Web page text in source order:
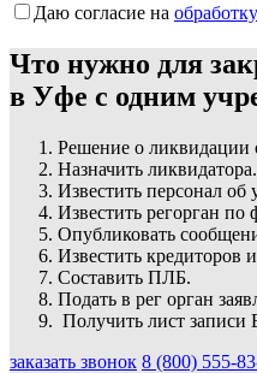
Даю согласие на
Что нужно для
в Уфе с одним
Решение о ликвидации
Назначить ликвидатора.
Известить персонал об
Известить регорган
Опубликовать
Известить кредиторов
Составить ПЛБ.
Подать в рег орган
Получить лист
заказать звонок 8 (800) 555-